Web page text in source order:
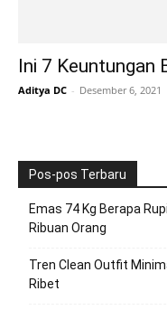
Ini 7 Keuntungan
Aditya DC - Desember 6, 2021
Pos-pos Terbaru
Emas 74 Kg Berapa
Ribuan Orang
Tren Clean Outfit
Ribet